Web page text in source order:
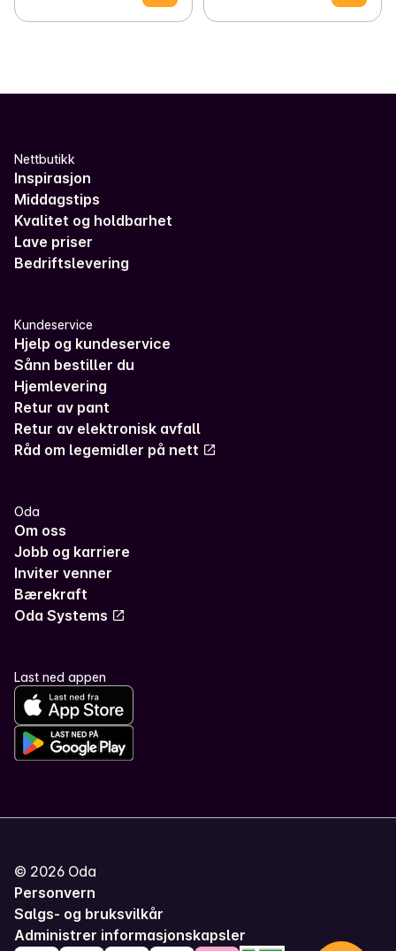
Nettbutikk
Inspirasjon
Middagstips
Kvalitet og holdbarhet
Lave priser
Bedriftslevering
Kundeservice
Hjelp og kundeservice
Sånn bestiller du
Hjemlevering
Retur av pant
Retur av elektronisk avfall
Råd om legemidler på nett
Oda
Om oss
Jobb og karriere
Inviter venner
Bærekraft
Oda Systems
Last ned appen
© 2026 Oda
Personvern
Salgs- og bruksvilkår
Administrer informasjonskapsler